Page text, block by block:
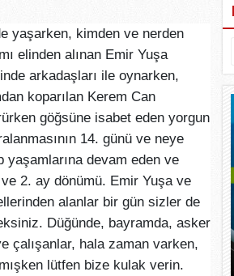
yaşarken, kimden ve nerden
elinden alınan Emir Yuşa
arkadaşları ile oynarken,
koparılan Kerem Can
göğsüne isabet eden yorgun
14. günü ve neye
yaşamlarına devam eden ve
2. ay dönümü. Emir Yuşa ve
alanlar bir gün sizler de
Düğünde, bayramda, asker
çalışanlar, hala zaman varken,
lütfen bize kulak verin.